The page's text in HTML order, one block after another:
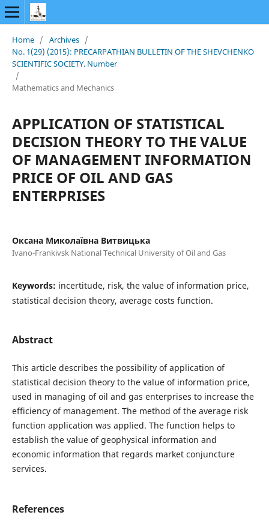
Home / Archives /
No. 1(29) (2015): PRECARPATHIAN BULLETIN OF THE SHEVCHENKO
SCIENTIFIC SOCIETY. Number
/
Mathematics and Mechanics
APPLICATION OF STATISTICAL
DECISION THEORY TO THE VALUE
OF MANAGEMENT INFORMATION
PRICE OF OIL AND GAS
ENTERPRISES
Оксана Миколаївна Витвицька
Ivano-Frankivsk National Technical University of Oil and Gas
Keywords: incertitude, risk, the value of information price,
statistical decision theory, average costs function.
Abstract
This article describes the possibility of application of
statistical decision theory to the value of information price,
used in managing of oil and gas enterprises to increase the
efficiency of management. The method of the average risk
function application was applied. The function helps to
establish the value of geophysical information and
economic information that regards market conjuncture
services.
References